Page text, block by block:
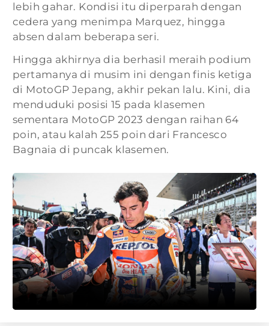
lebih gahar. Kondisi itu diperparah dengan
cedera yang menimpa Marquez, hingga
absen dalam beberapa seri.
Hingga akhirnya dia berhasil meraih podium
pertamanya di musim ini dengan finis ketiga
di MotoGP Jepang, akhir pekan lalu. Kini, dia
menduduki posisi 15 pada klasemen
sementara MotoGP 2023 dengan raihan 64
poin, atau kalah 255 poin dari Francesco
Bagnaia di puncak klasemen.